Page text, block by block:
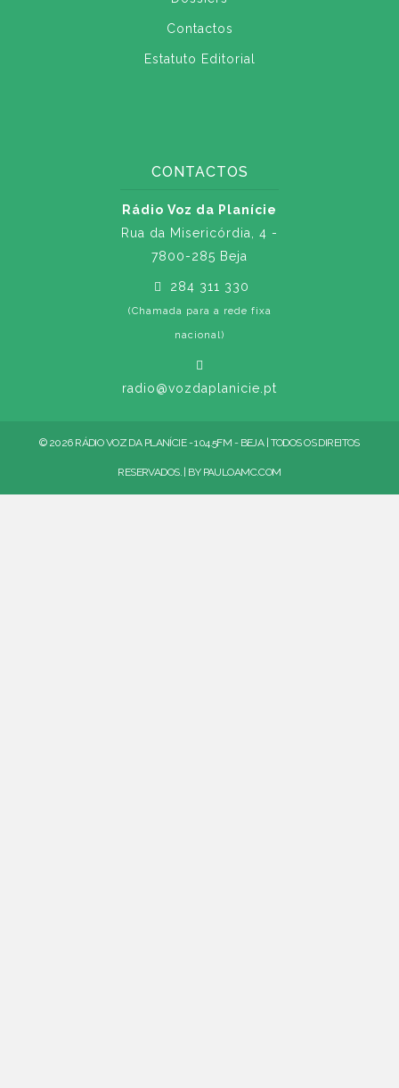
Contactos
Estatuto Editorial
CONTACTOS
Rádio Voz da Planície
Rua da Misericórdia, 4 -
7800-285 Beja
284 311 330
(Chamada para a rede fixa
nacional)
radio@vozdaplanicie.pt
© 2026 RÁDIO VOZ DA PLANÍCIE - 104.5FM - BEJA | TODOS OS DIREITOS
RESERVADOS. | BY PAULOAMC.COM